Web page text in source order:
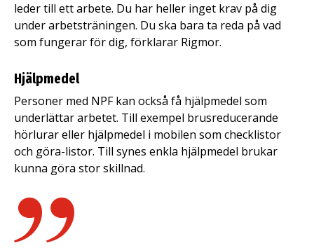
leder till ett arbete. Du har heller inget krav på dig
under arbetsträningen. Du ska bara ta reda på vad
som fungerar för dig, förklarar Rigmor.
Hjälpmedel
Personer med NPF kan också få hjälpmedel som
underlättar arbetet. Till exempel brusreducerande
hörlurar eller hjälpmedel i mobilen som checklistor
och göra-listor. Till synes enkla hjälpmedel brukar
kunna göra stor skillnad.